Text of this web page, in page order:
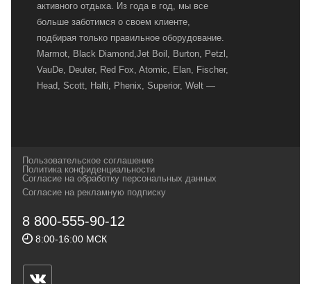
активного отдыха. Из года в год, мы все
больше заботимся о своем клиенте,
подбирая только правильное оборудование.
Marmot, Black Diamond,Jet Boil, Burton, Petzl,
VauDe, Deuter, Red Fox, Atomic, Elan, Fischer,
Head, Scott, Halti, Phenix, Superior, Welt —
и взыскательных путешественников,
спортсменов и отдыхающих.
Геннадьевич
ИНН 590300057023 ОГРН 304590319000121
ул.Советская, 25, магазин Басег.
Пользовательское соглашение
Политика конфиденциальности
Согласие на обработку персональных данных
Согласие на рекламную подписку
8 800-555-90-12
8:00-16:00 МСК